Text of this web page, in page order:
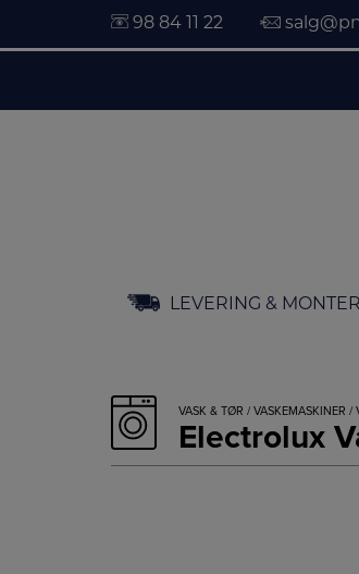
98 84 11 22
LEVERING &
VASK & TØR / VASKEMASKINER /
Electrolux